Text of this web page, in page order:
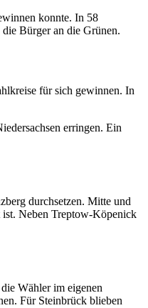
konnte. In 58
Bürger an die Grünen.
für sich gewinnen. In
erringen. Ein
durchsetzen. Mitte und
Neben Treptow-Köpenick
Wähler im eigenen
Für Steinbrück blieben